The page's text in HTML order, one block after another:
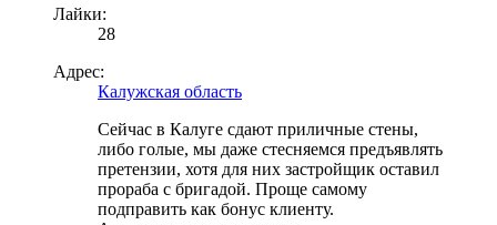
Лайки:
28
Адрес:
Калужская область
Сейчас в Калуге сдают приличные стены,
либо голые, мы даже стесняемся предъявлять
претензии, хотя для них застройщик оставил
прораба с бригадой. Проще самому
подправить как бонус клиенту.